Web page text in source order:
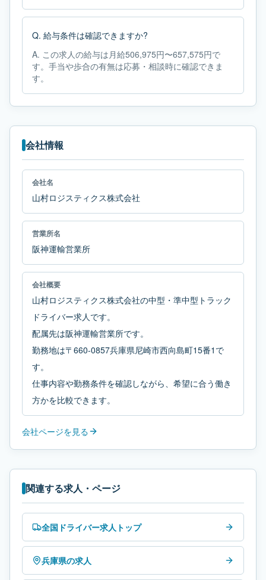
Q. 給与条件は確認できますか?
A. この求人の給与は月給506,975円〜657,575円で
す。手当や歩合の有無は応募・相談時に確認できま
す。
会社情報
会社名
山村ロジスティクス株式会社
営業所名
阪神運輸営業所
会社概要
山村ロジスティクス株式会社の中型・準中型トラック
ドライバー求人です。
配属先は阪神運輸営業所です。
勤務地は〒660-0857兵庫県尼崎市西向島町15番1で
す。
仕事内容や勤務条件を確認しながら、希望に合う働き
方かを比較できます。
会社ページを見る
関連する求人・ページ
全国ドライバー求人トップ
兵庫県の求人